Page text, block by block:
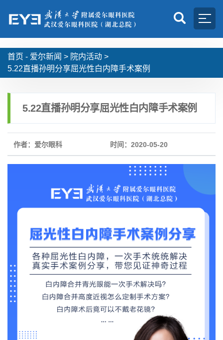
首页 - 爱尔新闻 > 院内活动 >
5.22直播孙明分享屈光性白内障手术案例
5.22直播孙明分享屈光性白内障手术案例
作者：爱尔眼科 时间：2020-05-20